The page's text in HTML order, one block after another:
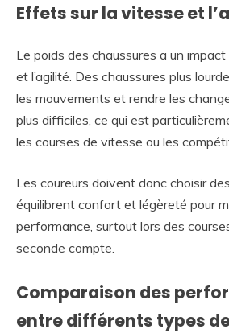
Effets sur la vitesse et
Le poids des chaussures a un
et l’agilité. Des chaussures plus
les mouvements et rendre les
plus difficiles, ce qui est
les courses de vitesse ou les
Les coureurs doivent donc choisir
équilibrent confort et légèreté pour
performance, surtout lors des
seconde compte.
Comparaison des
entre différents types